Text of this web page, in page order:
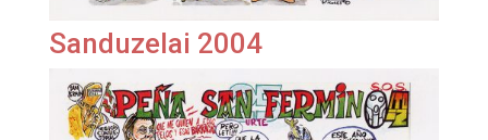
Sanduzelai 2004